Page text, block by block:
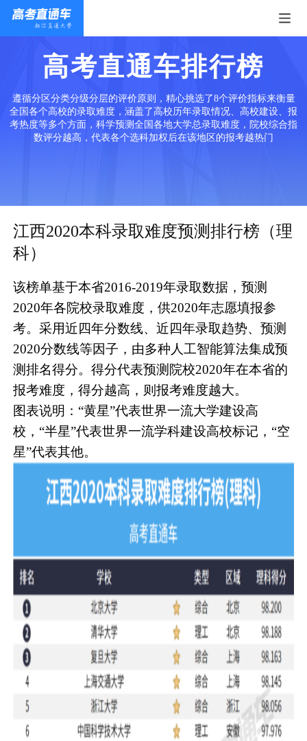
高考直通车排行榜
遵循分区分类分级分层的评价原则，精心挑选了8个评价指标来衡量
全国各个高校的录取难度，涵盖了高校历年录取情况、高校建设、报
考热度等多个方面，科学预测全国各地大学总录取难度，院校综合指
数评分越高，代表各个选科加权后在该地区的报考越热门
江西2020本科录取难度预测排行榜（理
科）
该榜单基于本省2016-2019年录取数据，预测
2020年各院校录取难度，供2020年志愿填报参
考。采用近四年分数线、近四年录取趋势、预测
2020分数线等因子，由多种人工智能算法集成预
测排名得分。得分代表预测院校2020年在本省的
报考难度，得分越高，则报考难度越大。
图表说明：“黄星”代表世界一流大学建设高
校，“半星”代表世界一流学科建设高校标记，“空
星”代表其他。